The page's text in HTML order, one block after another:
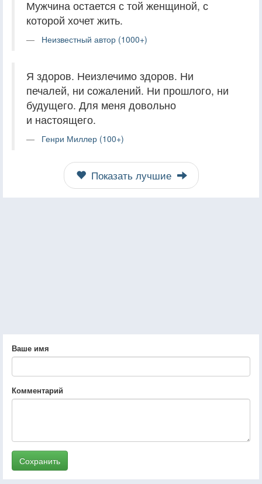
Мужчина остается с той женщиной, с
которой хочет жить.
Неизвестный автор (1000+)
Я здоров. Неизлечимо здоров. Ни
печалей, ни сожалений. Ни прошлого, ни
будущего. Для меня довольно
и настоящего.
Генри Миллер (100+)
Показать лучшие
Ваше имя
Комментарий
Сохранить